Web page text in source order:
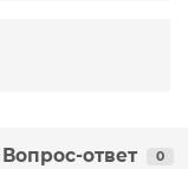
Вопрос-ответ 0